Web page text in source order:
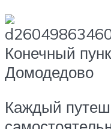
Конечный
Домодедово
Каждый